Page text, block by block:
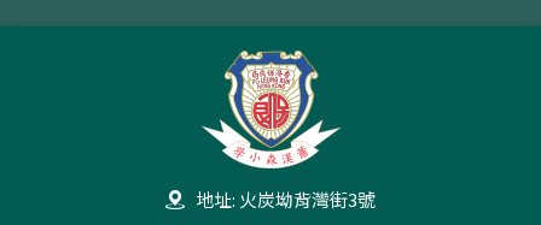
地址: 火炭坳背灣街3號